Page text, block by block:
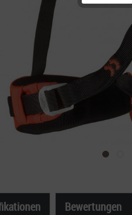
Bewertungen